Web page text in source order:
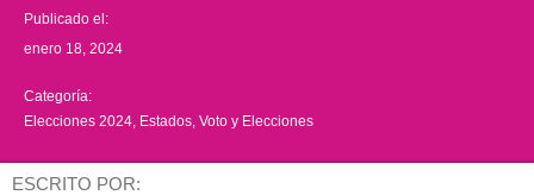
Publicado el:
enero 18, 2024
Categoría:
Elecciones 2024 Estados Voto y Elecciones
ESCRITO POR: